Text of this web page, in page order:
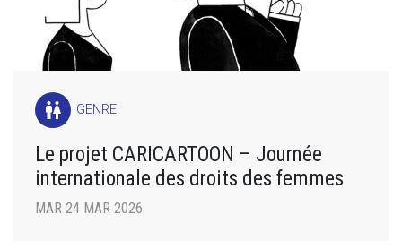
wc GENRE
Le projet CARICARTOON – Journée
internationale des droits des femmes
MAR 24 MAR 2026